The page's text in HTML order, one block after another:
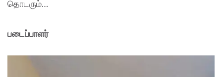
தொடரும்…
படைப்பாளர்